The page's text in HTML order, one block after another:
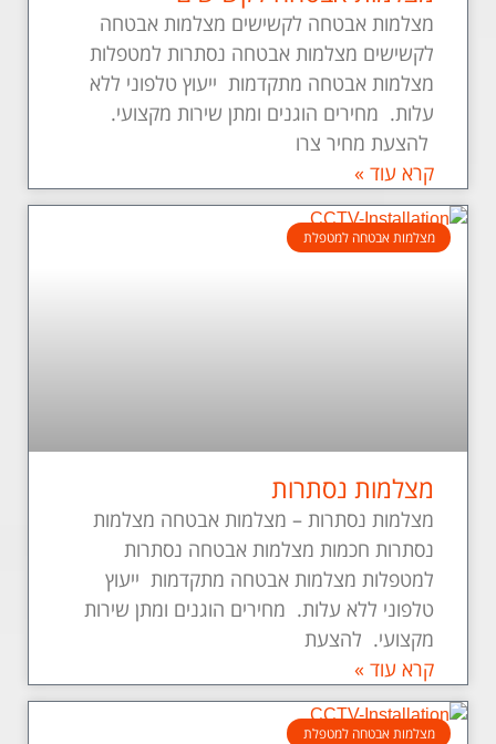
מצלמות אבטחה לקשישים מצלמות אבטחה
לקשישים מצלמות אבטחה נסתרות למטפלות
מצלמות אבטחה מתקדמות ייעוץ טלפוני ללא
עלות. מחירים הוגנים ומתן שירות מקצועי.
להצעת מחיר צרו
קרא עוד »
מצלמות אבטחה למטפלת
מצלמות נסתרות
מצלמות נסתרות – מצלמות אבטחה מצלמות
נסתרות חכמות מצלמות אבטחה נסתרות
למטפלות מצלמות אבטחה מתקדמות ייעוץ
טלפוני ללא עלות. מחירים הוגנים ומתן שירות
מקצועי. להצעת
קרא עוד »
מצלמות אבטחה למטפלת